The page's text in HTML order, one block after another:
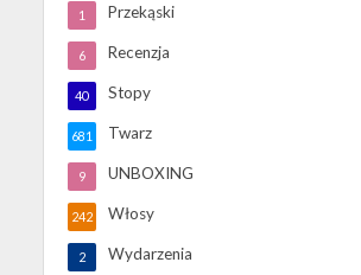
Przekąski
1
Recenzja
6
Stopy
40
Twarz
681
UNBOXING
9
Włosy
242
Wydarzenia
2